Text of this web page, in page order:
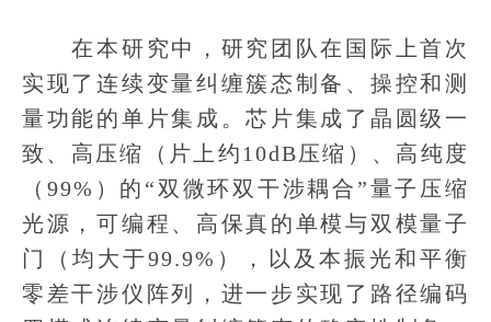
在本研究中，研究团队在国际上首次
实现了连续变量纠缠簇态制备、操控和测
量功能的单片集成。芯片集成了晶圆级一
致、高压缩（片上约10dB压缩）、高纯度
（99%）的“双微环双干涉耦合”量子压缩
光源，可编程、高保真的单模与双模量子
门（均大于99.9%），以及本振光和平衡
零差干涉仪阵列，进一步实现了路径编码